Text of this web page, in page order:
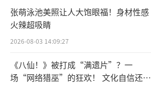
张萌泳池美照让人大饱眼福！身材性感
火辣超吸睛
2026-08-03 14:09:27
《八仙！》被打成“满遗片”？一
场“网络猎巫”的狂欢！ 文化自信还是